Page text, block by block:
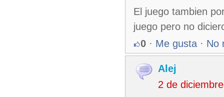
El juego tambien
juego pero no
0 · Me gusta · No
Alej
2 de